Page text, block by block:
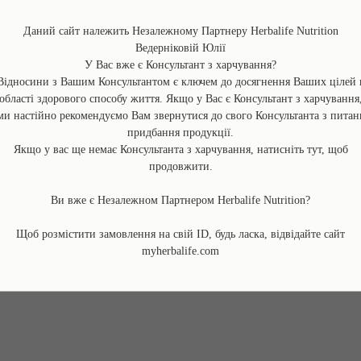
Пептиди – активізують синтез колагену і
– 7)
Опис:
✅ Сприяє покращенню зовнішнього виду ніжної
✅Цей крем стане кращим другом для тих, хто
➖мішки під очима
➖отьочні повіки
➖темні кола
✅ Сприяє скороченню зовнішніх проявів мімічнних
✅ Забезпечує значне покращення рівня зволоження
Даний сайт належить Незалежному Партнеру Herbalife Nutrition
Ведерніковій Юлії
У Вас вже є Консультант з харчування?
з Вашим Консультантом є ключем до досягнення Ваших цілей
області здорового способу життя. Якщо у Вас є Консультант з харчування,
настійно рекомендуємо Вам звернутися до свого Консультанта з
придбання продукції.
Якщо у вас ще немає Консультанта з харчування, натисніть тут, щоб
продовжити.
Ви вже є Незалежном Партнером Herbalife Nutrition?
Щоб розмістити замовлення на свій ID, будь ласка, відвідайте сайт
myherbalife.com